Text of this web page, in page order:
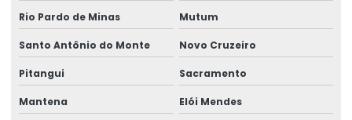
Sensor anti colisão ponte rolante
Serviço De Manutenção Preventiva
Serviço De Montagem De Elevadores De Carga
Serviço De Reforma De Pontes Rolantes
Rio Pardo de Minas Mutum
Santo Antônio do Monte Novo Cruzeiro
Pitangui Sacramento
Mantena Elói Mendes